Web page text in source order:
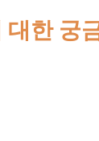
한 궁